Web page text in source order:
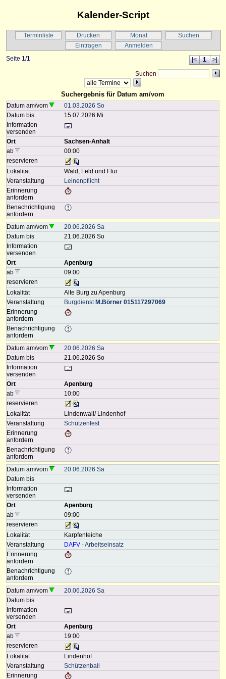
Kalender-Script
Terminliste Drucken Monat
Suchen
Eintragen
Anmelden
Seite 1/1
|< 1
>|
Suchen
Suchergebnis für Datum am/vom
Datum am/vom
01.03.2026 So
Datum bis
15.07.2026 Mi
Information
versenden
Ort
Sachsen-Anhalt
ab
00:00
reservieren
Lokalität
Wald, Feld und Flur
Veranstaltung
Leinenpflicht
Erinnerung
anfordern
Benachrichtigung
anfordern
Datum am/vom
20.06.2026 Sa
Datum bis
21.06.2026 So
Information
versenden
Ort
Apenburg
ab
09:00
reservieren
Lokalität
Alte Burg zu Apenburg
Veranstaltung
Burgdienst M.Börner 015117297069
Erinnerung
anfordern
Benachrichtigung
anfordern
Datum am/vom
20.06.2026 Sa
Datum bis
21.06.2026 So
Information
versenden
Ort
Apenburg
ab
10:00
reservieren
Lokalität
Lindenwall/ Lindenhof
Veranstaltung
Schützenfest
Erinnerung
anfordern
Benachrichtigung
anfordern
Datum am/vom
20.06.2026 Sa
Datum bis
Information
versenden
Ort
Apenburg
ab
09:00
reservieren
Lokalität
Karpfenteiche
Veranstaltung
DAFV- Arbeitseinsatz
Erinnerung
anfordern
Benachrichtigung
anfordern
Datum am/vom
20.06.2026 Sa
Datum bis
Information
versenden
Ort
Apenburg
ab
19:00
reservieren
Lokalität
Lindenhof
Veranstaltung
Schützenball
Erinnerung